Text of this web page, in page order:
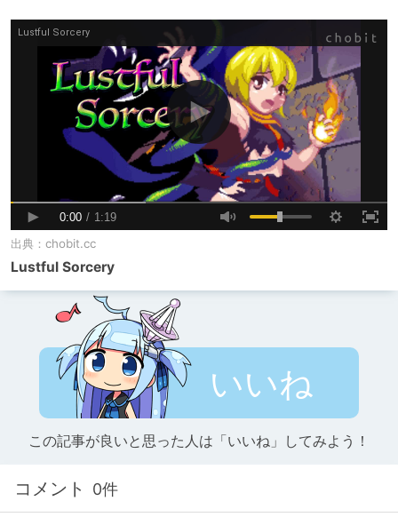
出典： chobit.cc
Lustful Sorcery
いいね
この記事が良いと思った人は「いいね」してみよう！
コメント 0件